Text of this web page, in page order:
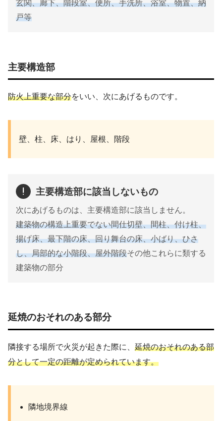
玄関、廊下、階段室、便所、手洗所、浴室、物置、納
戸等
主要構造部
防火上重要な部分をいい、次にあげるものです。
壁、柱、床、はり、屋根、階段
主要構造部に該当しないもの
次にあげるものは、主要構造部に該当しません。
建築物の構造上重要でない間仕切壁、間柱、付け柱、
揚げ床、最下階の床、回り舞台の床、小ばり、ひさ
し、局部的な小階段、屋外階段その他これらに類する
建築物の部分
延焼のおそれのある部分
隣接する場所で火災が起きた際に、 延焼のおそれのある部
分として一定の距離が定められています。
隣地境界線